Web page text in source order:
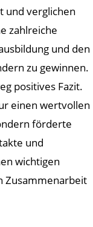
und verglichen
zahlreiche
und den
zu gewinnen.
positives Fazit.
einen wertvollen
förderte
und
wichtigen
Zusammenarbeit